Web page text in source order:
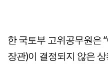
한 국토부 고위공무원은
장관)이 결정되지 않은